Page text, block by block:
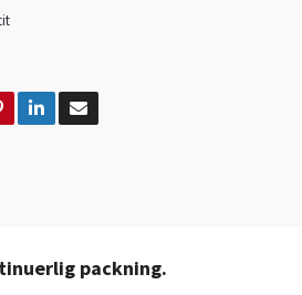
packning.